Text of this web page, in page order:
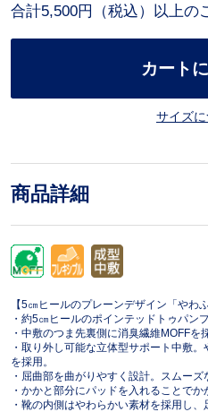
合計5,500円（税込）以上の
カート
サイズ
商品詳細
【5㎝ヒールのプレーンデザイン「やわ
・約5㎝ヒールのポインテッドトゥパンプ
・中敷のつま先裏側に消臭繊維MOFFを
・取り外し可能な立体型サポート中敷
を採用。
・屈曲部を曲がりやすく設計。スムーズ
・かかと部分にパッドを入れることでか
・靴の内側はやわらかい素材を採用し、